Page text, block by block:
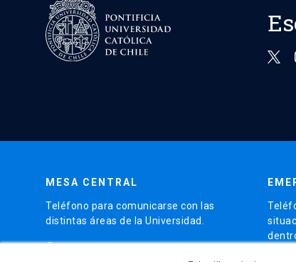
MESA CENTRAL
Teléfono para comunicarse con las
distintas áreas de la Universidad.
phone